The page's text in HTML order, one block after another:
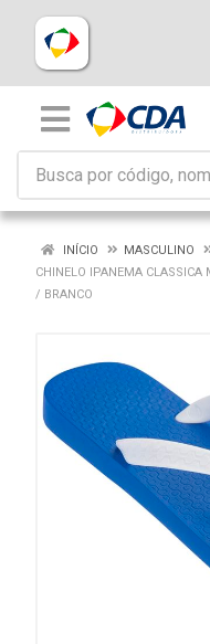
INÍCIO MASCULINO
CHINELO IPANEMA
/ BRANCO